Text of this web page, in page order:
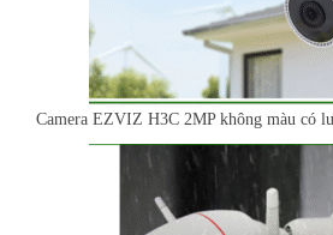
Camera EZVIZ H3C 2MP không màu có